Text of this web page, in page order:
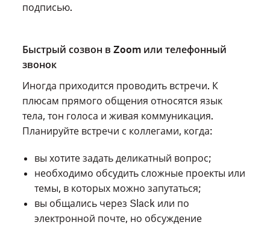
подписью.
Быстрый созвон в Zoom или телефонный
звонок
Иногда приходится проводить встречи. К
плюсам прямого общения относятся язык
тела, тон голоса и живая коммуникация.
Планируйте встречи с коллегами, когда:
вы хотите задать деликатный вопрос;
необходимо обсудить сложные проекты или
темы, в которых можно запутаться;
вы общались через Slack или по
электронной почте, но обсуждение